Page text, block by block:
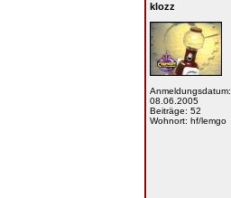
klozz
Anmeldungsdatum:
08.06.2005
Beiträge: 52
Wohnort: hf/lemgo